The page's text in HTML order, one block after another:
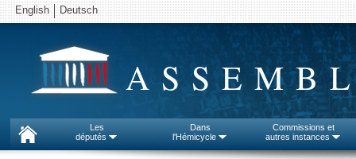
English Deutsch
Les
députés
Dans
l'Hémicycle
Commissions et
autres instances